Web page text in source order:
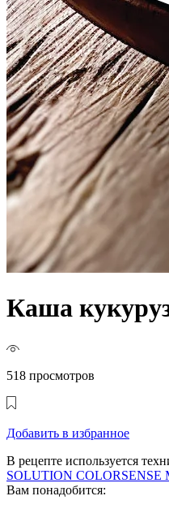
Каша
518 просмотров
Добавить в избранное
В рецепте используется
SOLUTION COLORSENSE
Вам понадобится: